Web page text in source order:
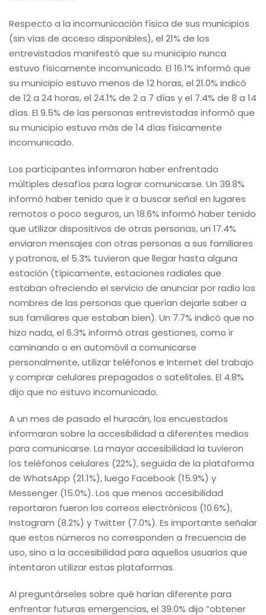
Respecto a la incomunicación física de sus municipios
(sin vías de acceso disponibles), el 21% de los
entrevistados manifestó que su municipio nunca
estuvo físicamente incomunicado. El 16.1% informó que
su municipio estuvo menos de 12 horas, el 21.0% indicó
de 12 a 24 horas, el 24.1% de 2 a 7 días y el 7.4% de 8 a 14
días. El 9.5% de las personas entrevistadas informó que
su municipio estuvo más de 14 días físicamente
incomunicado.
Los participantes informaron haber enfrentado
múltiples desafíos para lograr comunicarse. Un 39.8%
informó haber tenido que ir a buscar señal en lugares
remotos o poco seguros, un 18.6% informó haber tenido
que utilizar dispositivos de otras personas, un 17.4%
enviaron mensajes con otras personas a sus familiares
y patronos, el 5.3% tuvieron que llegar hasta alguna
estación (típicamente, estaciones radiales que
estaban ofreciendo el servicio de anunciar por radio los
nombres de las personas que querían dejarle saber a
sus familiares que estaban bien). Un 7.7% indicó que no
hizo nada, el 6.3% informó otras gestiones, como ir
caminando o en automóvil a comunicarse
personalmente, utilizar teléfonos e Internet del trabajo
y comprar celulares prepagados o satelitales. El 4.8%
dijo que no estuvo incomunicado.
A un mes de pasado el huracán, los encuestados
informaron sobre la accesibilidad a diferentes medios
para comunicarse. La mayor accesibilidad la tuvieron
los teléfonos celulares (22%), seguida de la plataforma
de WhatsApp (21.1%), luego Facebook (15.9%) y
Messenger (15.0%). Los que menos accesibilidad
reportaron fueron los correos electrónicos (10.6%),
Instagram (8.2%) y Twitter (7.0%). Es importante señalar
que estos números no corresponden a frecuencia de
uso, sino a la accesibilidad para aquellos usuarios que
intentaron utilizar estas plataformas.
Al preguntárseles sobre qué harían diferente para
enfrentar futuras emergencias, el 39.0% dijo “obtener